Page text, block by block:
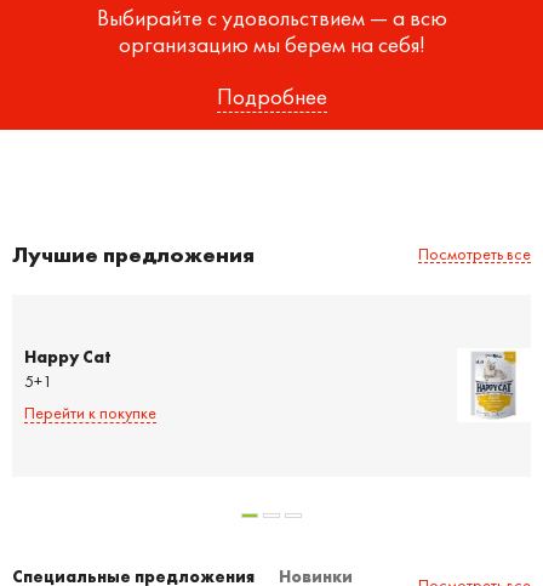
Выбирайте с удовольствием — а всю
организацию мы берем на себя!
Подробнее
Лучшие предложения Посмотреть все
Happy Cat
5+1
Перейти к покупке
Специальные предложения
Новинки